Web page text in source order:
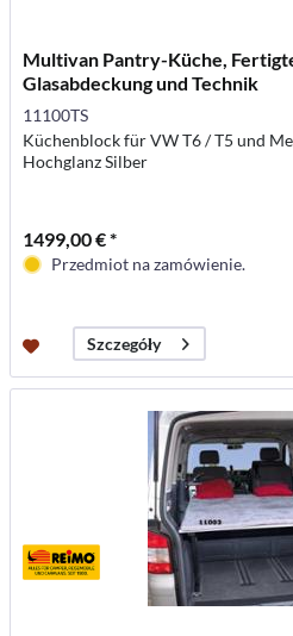
Multivan Pantry-Küche,
Glasabdeckung und Technik
11100TS
Küchenblock für VW T6 / T5 und
Hochglanz Silber
1499,00 € *
Przedmiot na zamówienie.
Szczegóły